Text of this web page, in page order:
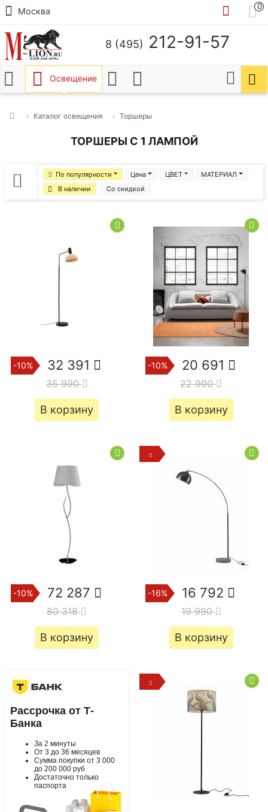
Москва
0
8 (495) 212-91-57
Освещение
Каталог освещения Торшеры
ТОРШЕРЫ С 1 ЛАМПОЙ
По популярности
Цена
В наличии
Со скидкой
ЦВЕТ МАТЕРИАЛ
-10% 32 391
35 990
В корзину
-10% 20 691
22 990
В корзину
-10% 72 287
80 318
В корзину
-16% 16 792
19 990
В корзину
Рассрочка от Т-
Банка
За 2 минуты
От 3 до 36 месяцев
Сумма покупки от 3 000
до 200 000 руб
Достаточно только
паспорта